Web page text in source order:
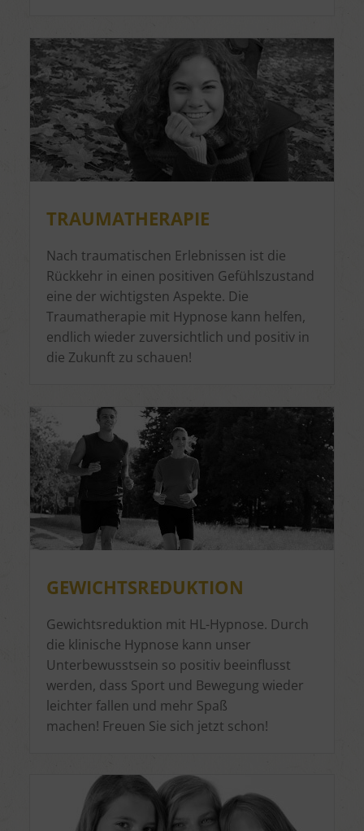
TRAUMATHERAPIE
Nach traumatischen Erlebnissen ist die
Rückkehr in einen positiven Gefühlszustand
eine der wichtigsten Aspekte. Die
Traumatherapie mit Hypnose kann helfen,
endlich wieder zuversichtlich und positiv in
die Zukunft zu schauen!
GEWICHTSREDUKTION
Gewichtsreduktion mit HL-Hypnose. Durch
die klinische Hypnose kann unser
Unterbewusstsein so positiv beeinflusst
werden, dass Sport und Bewegung wieder
leichter fallen und mehr Spaß
machen! Freuen Sie sich jetzt schon!